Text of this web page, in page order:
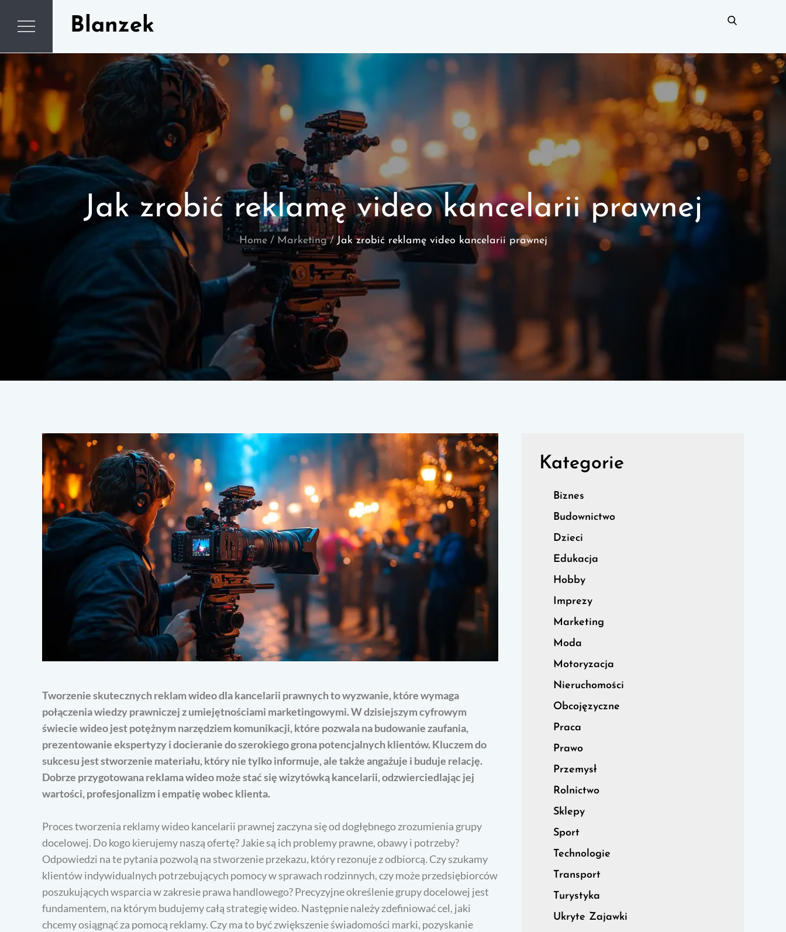
Blanzek
Jak zrobić reklamę video kancelarii prawnej
Home Marketing Jak zrobić reklamę video kancelarii prawnej
Tworzenie skutecznych reklam wideo dla kancelarii prawnych to wyzwanie, które wymaga
połączenia wiedzy prawniczej z umiejętnościami marketingowymi. W dzisiejszym cyfrowym
świecie wideo jest potężnym narzędziem komunikacji, które pozwala na budowanie zaufania,
prezentowanie ekspertyzy i docieranie do szerokiego grona potencjalnych klientów. Kluczem do
sukcesu jest stworzenie materiału, który nie tylko informuje, ale także angażuje i buduje relację.
Dobrze przygotowana reklama wideo może stać się wizytówką kancelarii, odzwierciedlając jej
wartości, profesjonalizm i empatię wobec klienta.
Proces tworzenia reklamy wideo kancelarii prawnej zaczyna się od dogłębnego zrozumienia grupy
docelowej. Do kogo kierujemy naszą ofertę? Jakie są ich problemy prawne, obawy i potrzeby?
Odpowiedzi na te pytania pozwolą na stworzenie przekazu, który rezonuje z odbiorcą. Czy szukamy
klientów indywidualnych potrzebujących pomocy w sprawach rodzinnych, czy może przedsiębiorców
poszukujących wsparcia w zakresie prawa handlowego? Precyzyjne określenie grupy docelowej jest
fundamentem, na którym budujemy całą strategię wideo. Następnie należy zdefiniować cel, jaki
chcemy osiągnąć za pomocą reklamy. Czy ma to być zwiększenie świadomości marki, pozyskanie
Kategorie
Biznes
Budownictwo
Dzieci
Edukacja
Hobby
Imprezy
Marketing
Moda
Motoryzacja
Nieruchomości
Obcojęzyczne
Praca
Prawo
Przemysł
Rolnictwo
Sklepy
Sport
Technologie
Transport
Turystyka
Ukryte Zajawki